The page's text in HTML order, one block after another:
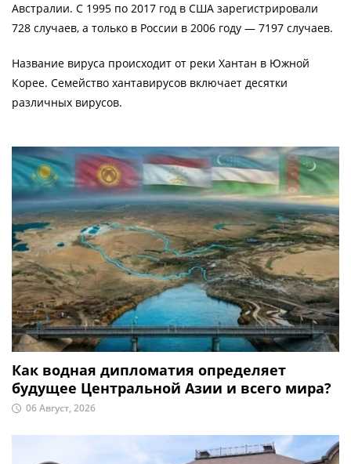
Австралии. С 1995 по 2017 год в США зарегистрировали
728 случаев, а только в России в 2006 году — 7197 случаев.
Название вируса происходит от реки Хантан в Южной
Корее. Семейство хантавирусов включает десятки
различных вирусов.
Как водная дипломатия определяет
будущее Центральной Азии и всего мира?
06 Август, 2026